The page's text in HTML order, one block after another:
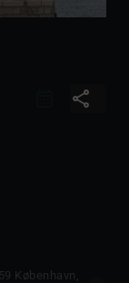
share
København,